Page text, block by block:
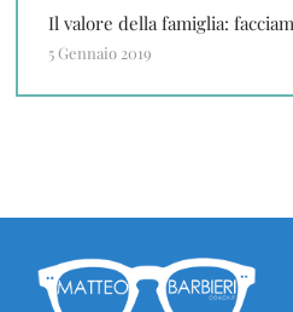
Il valore della famiglia:
5 Gennaio 2019